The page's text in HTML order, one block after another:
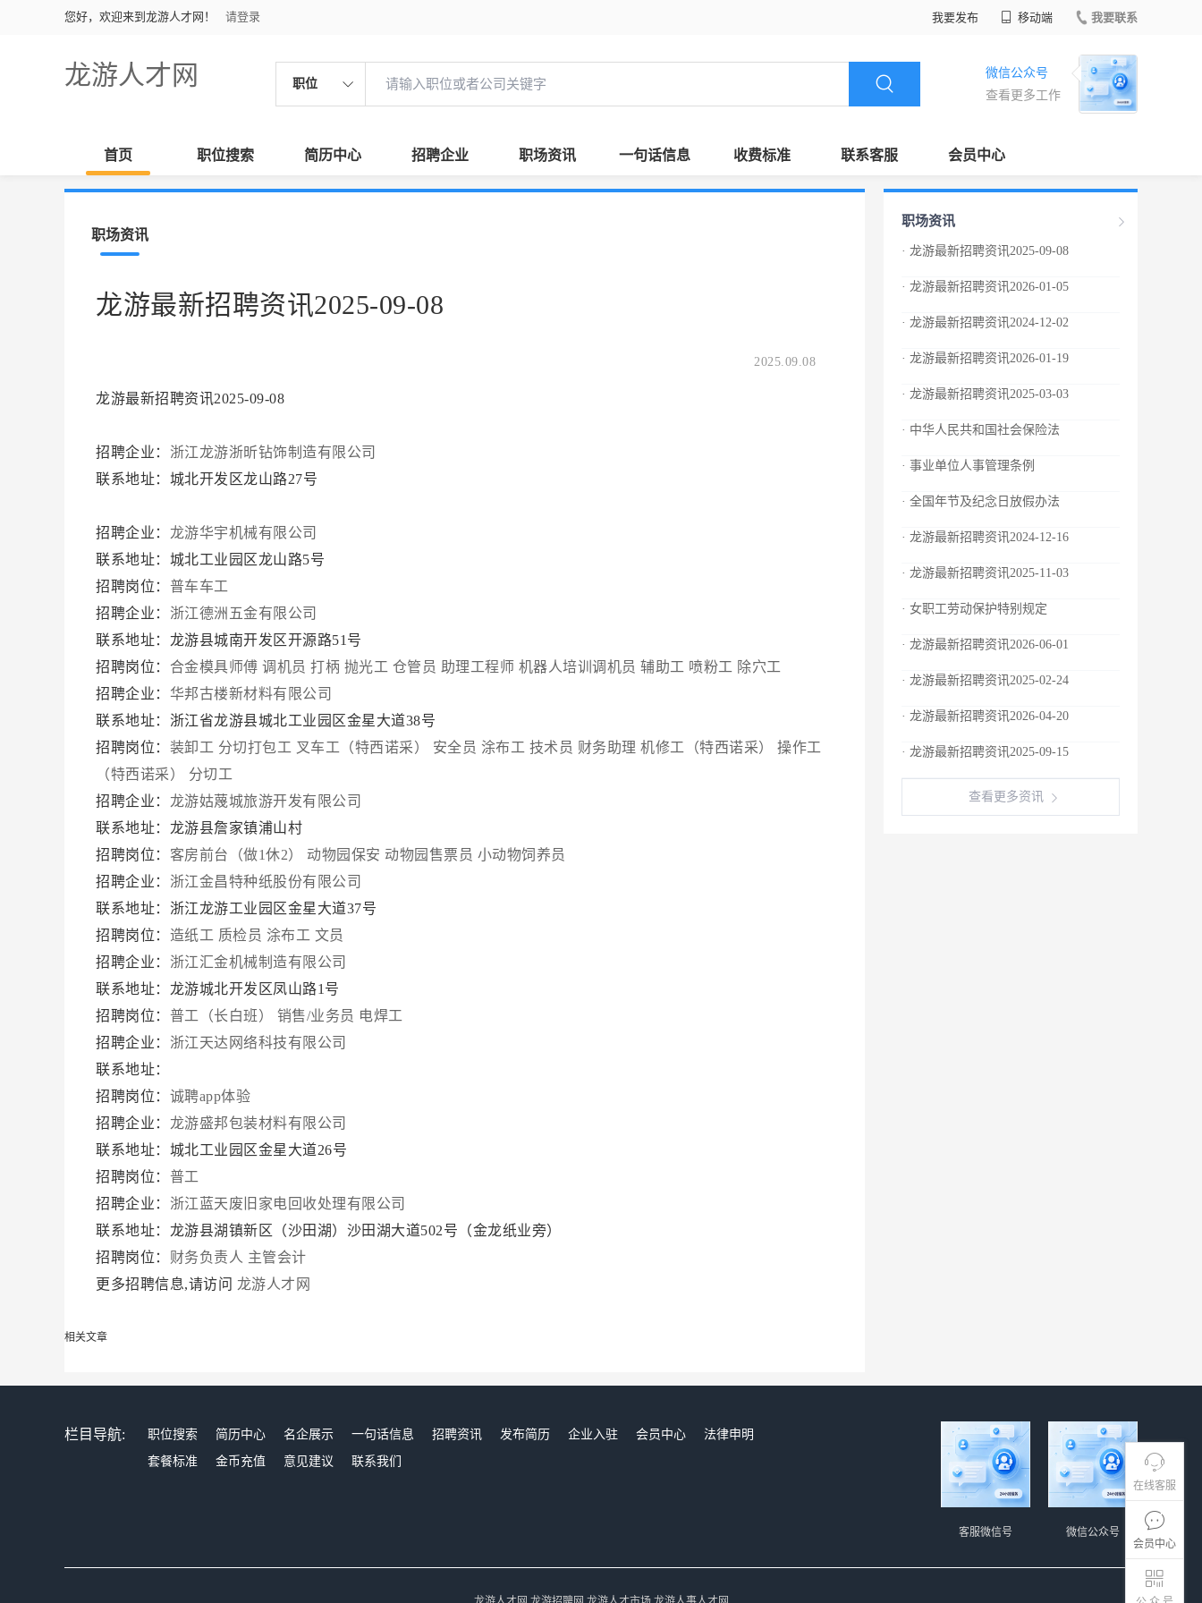
您好，欢迎来到龙游人才网！ 请登录 我要发布 移动端 我要联系
龙游人才网 职位
微信公众号
查看更多工作
首页 职位搜索 简历中心 招聘企业 职场资讯 一句话信息 收费标准 联系客服 会员中心
在线客服
会员中心
职场资讯
龙游最新招聘资讯2025-09-08
2025.09.08
龙游最新招聘资讯2025-09-08
招聘企业： 浙江龙游浙昕钻饰制造有限公司
联系地址：城北开发区龙山路27号
招聘企业： 龙游华宇机械有限公司
联系地址：城北工业园区龙山路5号
招聘岗位： 普车车工
招聘企业： 浙江德洲五金有限公司
联系地址：龙游县城南开发区开源路51号
招聘岗位： 合金模具师傅 调机员 打柄 抛光工 仓管员 助理工程师 机器人培训调机员 辅助工 喷粉工 除穴工
招聘企业： 华邦古楼新材料有限公司
联系地址：浙江省龙游县城北工业园区金星大道38号
招聘岗位： 装卸工 分切打包工 叉车工（特西诺采） 安全员 涂布工 技术员 财务助理 机修工（特西诺采）
操作工
（特西诺采）
分切工
招聘企业： 龙游姑蔑城旅游开发有限公司
联系地址：龙游县詹家镇浦山村
招聘岗位： 客房前台（做1休2） 动物园保安 动物园售票员 小动物饲养员
招聘企业： 浙江金昌特种纸股份有限公司
联系地址：浙江龙游工业园区金星大道37号
招聘岗位： 造纸工 质检员 涂布工 文员
招聘企业： 浙江汇金机械制造有限公司
联系地址：龙游城北开发区凤山路1号
招聘岗位： 普工（长白班） 销售/业务员 电焊工
招聘企业： 浙江天达网络科技有限公司
联系地址：
招聘岗位： 诚聘app体验
招聘企业： 龙游盛邦包装材料有限公司
联系地址：城北工业园区金星大道26号
招聘岗位： 普工
招聘企业： 浙江蓝天废旧家电回收处理有限公司
联系地址：龙游县湖镇新区（沙田湖）沙田湖大道502号（金龙纸业旁）
招聘岗位： 财务负责人 主管会计
更多招聘信息,请访问 龙游人才网
相关文章
职场资讯
· 龙游最新招聘资讯2025-09-08
· 龙游最新招聘资讯2026-01-05
· 龙游最新招聘资讯2024-12-02
· 龙游最新招聘资讯2026-01-19
· 龙游最新招聘资讯2025-03-03
· 中华人民共和国社会保险法
· 事业单位人事管理条例
· 全国年节及纪念日放假办法
· 龙游最新招聘资讯2024-12-16
· 龙游最新招聘资讯2025-11-03
· 女职工劳动保护特别规定
· 龙游最新招聘资讯2026-06-01
· 龙游最新招聘资讯2025-02-24
· 龙游最新招聘资讯2026-04-20
· 龙游最新招聘资讯2025-09-15
查看更多资讯
栏目导航: 职位搜索 简历中心 名企展示 一句话信息 招聘资讯 发布简历 企业入驻 会员中心
法律申明
套餐标准
金币充值 意见建议 联系我们
微信公众号
客服微信号